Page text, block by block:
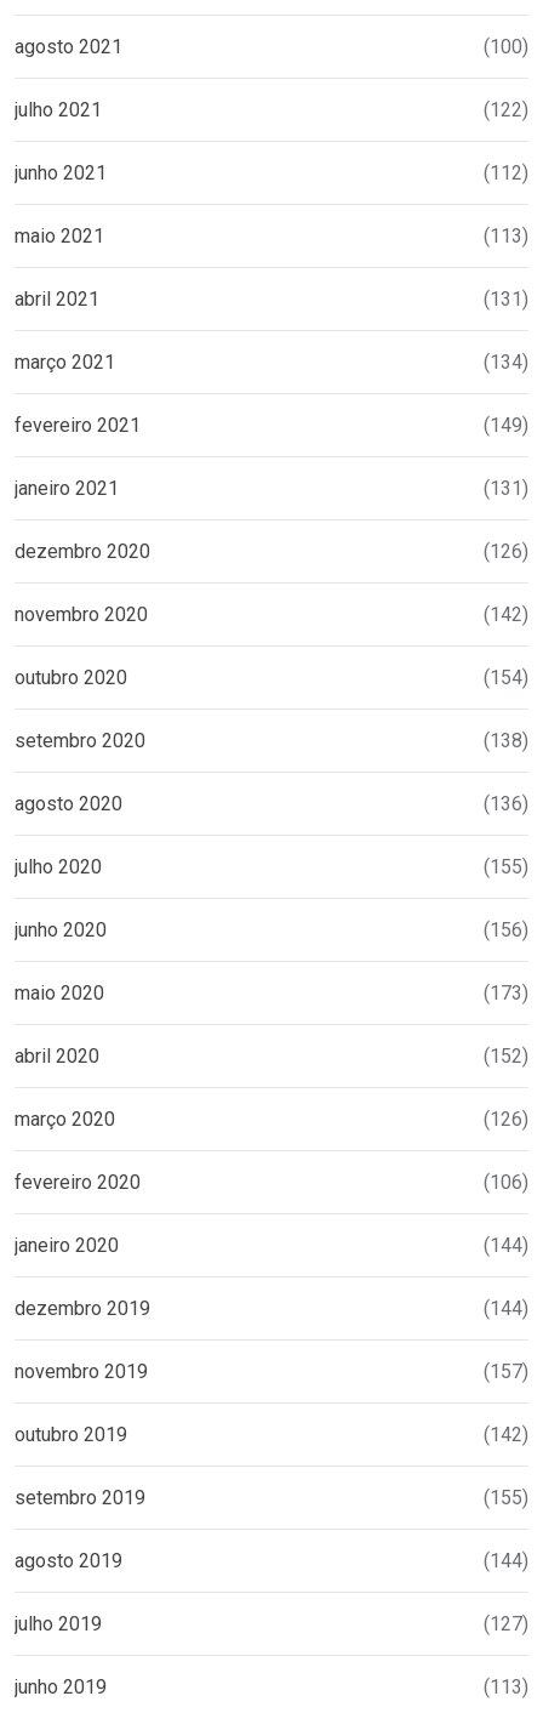
agosto 2021 (100)
julho 2021 (122)
junho 2021 (112)
maio 2021 (113)
abril 2021 (131)
março 2021 (134)
fevereiro 2021 (149)
janeiro 2021 (131)
dezembro 2020 (126)
novembro 2020 (142)
outubro 2020 (154)
setembro 2020 (138)
agosto 2020 (136)
julho 2020 (155)
junho 2020 (156)
maio 2020 (173)
abril 2020 (152)
março 2020 (126)
fevereiro 2020 (106)
janeiro 2020 (144)
dezembro 2019 (144)
novembro 2019 (157)
outubro 2019 (142)
setembro 2019 (155)
agosto 2019 (144)
julho 2019 (127)
junho 2019 (113)